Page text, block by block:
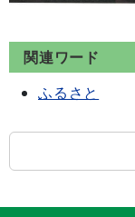
関連ワード
ふるさと